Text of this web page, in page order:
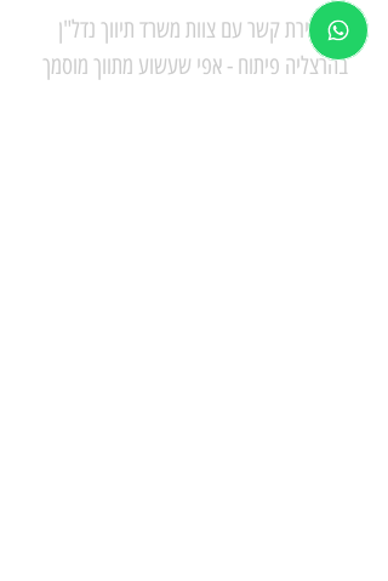
ליצירת קשר עם צוות משרד תיווך נדל"ן
בהרצליה פיתוח - אפי שעשוע מתווך מוסמך